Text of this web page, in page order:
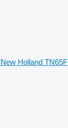
Holland TN65F